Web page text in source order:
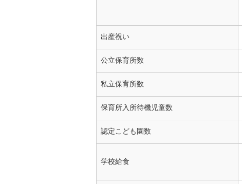
出産祝い
公立保育所数
私立保育所数
保育所入所待機児童数
認定こども園数
学校給食